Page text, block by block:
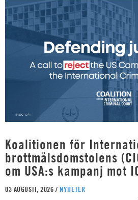
Koalitionen för
brottmålsdomstolens
om USA:s kampanj mot
03 AUGUSTI, 2026 / NYHETER